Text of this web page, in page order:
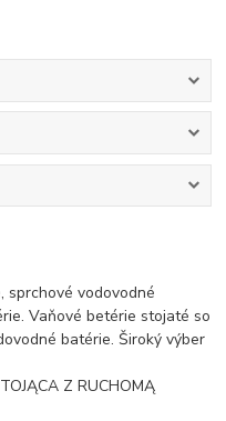
sprchové vodovodné
Vaňové betérie stojaté so
batérie. Široký výber
Z RUCHOMĄ